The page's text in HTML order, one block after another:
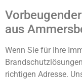
aus
Wenn Sie für Ihre
richtigen Adresse.